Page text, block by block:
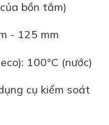
bồn tắm)
- 125 mm
100°C (nước)
cụ kiểm soát